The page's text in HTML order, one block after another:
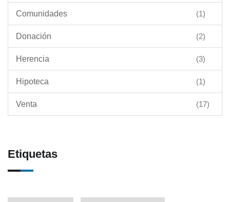
Comunidades (1)
Donación (2)
Herencia (3)
Hipoteca (1)
Venta (17)
Etiquetas